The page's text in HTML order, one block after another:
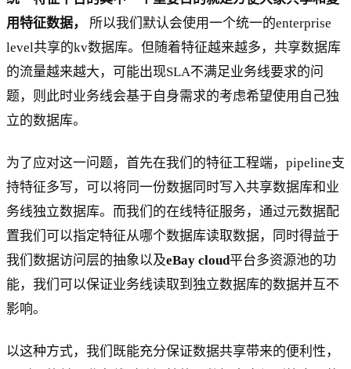
用特征数据，
所以我们默认会使用一个统一的enterprise
level共享的kv数据库。但随着特征越来越多，共享数据库
的流量越来越大，可能出现SLA不满足业务线要求的问
题，则此时业务线会基于自身需求的考虑希望使用自己独
立的数据库。
为了应对这一问题，首先在我们的特征工程端，pipeline支
持特征多写，可以将同一份数据同时写入共享数据库和业
务线独立数据库。而我们的在线特征服务，通过元数据配
置我们可以指定特征从哪个数据库读取数据，同时得益于
我们数据访问层的抽象以及eBay cloud平台多资源池的功
能，我们可以保证业务线读取到独立数据库的数据并互不
影响。
以这种方式，我们既能充分保证数据共享带来的便利性，